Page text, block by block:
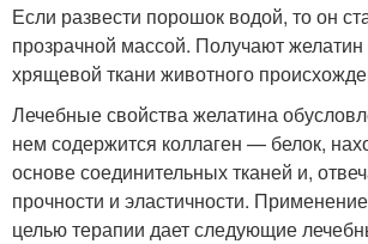
Если развести порошок водой, то он
прозрачной массой. Получают желатин
хрящевой ткани животного
Лечебные свойства желатина
нем содержится коллаген — белок,
основе соединительных тканей и,
прочности и эластичности.
целью терапии дает следующие